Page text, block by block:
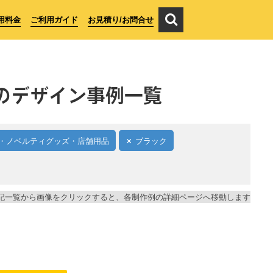
料金 ご利用ガイド お見積り/お問合せ
デザイン事例一覧
ノベルティグッズ・店舗用品 ブラック
一覧から画像をクリックすると、各制作例の詳細ページへ移動します